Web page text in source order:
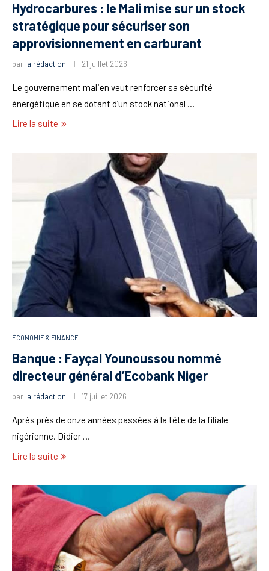
Hydrocarbures : le Mali mise sur un stock
stratégique pour sécuriser son
approvisionnement en carburant
par la rédaction 21 juillet 2026
Le gouvernement malien veut renforcer sa sécurité
énergétique en se dotant d’un stock national …
Lire la suite
ÉCONOMIE & FINANCE
Banque : Fayçal Younoussou nommé
directeur général d’Ecobank Niger
par la rédaction 17 juillet 2026
Après près de onze années passées à la tête de la filiale
nigérienne, Didier …
Lire la suite